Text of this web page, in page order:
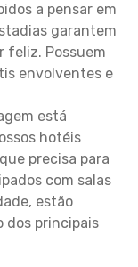
a pensar em
garantem
feliz. Possuem
envolventes e
está
hotéis
precisa para
com salas
estão
dos principais